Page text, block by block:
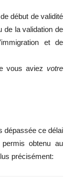
début de validité
de la validation de
et de
vous aviez votre
dépassée ce délai
obtenu au
précisément: